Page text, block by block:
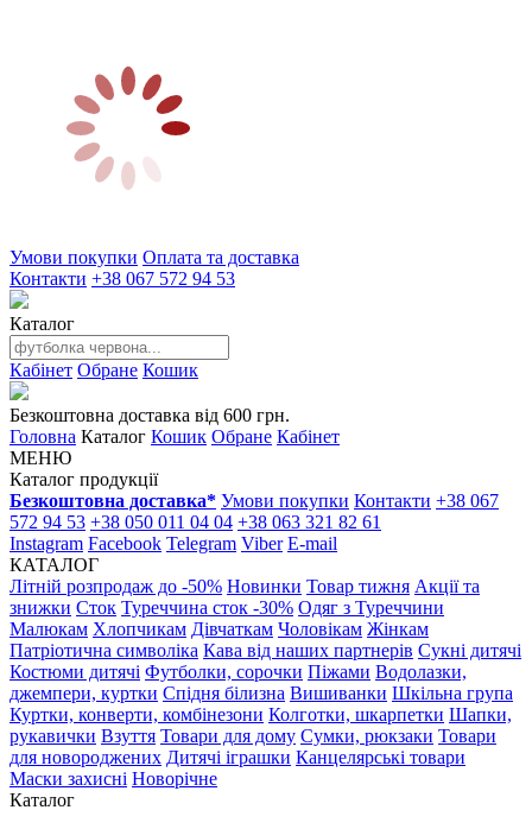
Умови покупки Оплата та доставка
Контакти +38 067 572 94 53
Каталог
Кабінет Обране Кошик
Безкоштовна доставка від 600 грн.
Головна Каталог Кошик Обране Кабінет
МЕНЮ
Каталог продукції
Безкоштовна доставка* Умови покупки Контакти +38 067
572 94 53 +38 050 011 04 04 +38 063 321 82 61
Instagram Facebook Telegram Viber E-mail
КАТАЛОГ
Літній розпродаж до -50% Новинки Товар тижня Акції та
знижки Сток Туреччина сток -30% Одяг з Туреччини
Малюкам Хлопчикам Дівчаткам Чоловікам Жінкам
Патріотична символіка Кава від наших партнерів Сукні дитячі
Костюми дитячі Футболки, сорочки Піжами Водолазки,
джемпери, куртки Спідня білизна Вишиванки Шкільна група
Куртки, конверти, комбінезони Колготки, шкарпетки Шапки,
рукавички Взуття Товари для дому Сумки, рюкзаки Товари
для новороджених Дитячі іграшки Канцелярські товари
Маски захисні Новорічне
Каталог